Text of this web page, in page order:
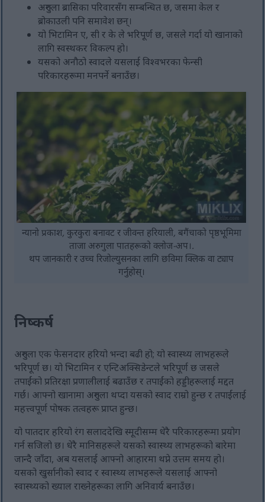
अरुगुला ब्रासिका परिवारसँग सम्बन्धित छ, जसमा केल र
ब्रोकाउली पनि समावेश छन्।
यो भिटामिन ए, सी र के ले भरिपूर्ण छ, जसले गर्दा यो खानाको
लागि स्वस्थकर विकल्प हो।
यसको अनौठो स्वादले यसलाई विश्वभरका फेन्सी
परिकारहरूमा मनपर्ने बनाउँछ।
न्यानो प्रकाश, कुरकुरा बनावट र जीवन्त हरियाली, बगैंचाको पृष्ठभूमिमा
ताजा अरुगुला पातहरूको क्लोज-अप।.
थप जानकारी र उच्च रिजोल्युसनका लागि छविमा क्लिक वा ट्याप
गर्नुहोस्।
निष्कर्ष
अरुगुला एक फेसनदार हरियो भन्दा बढी हो; यो स्वास्थ्य लाभहरूले
भरिपूर्ण छ। यो भिटामिन र एन्टिअक्सिडेन्टले भरिपूर्ण छ जसले
तपाईंको प्रतिरक्षा प्रणालीलाई बढाउँछ र तपाईंको हड्डीहरूलाई मद्दत
गर्छ। आफ्नो खानामा अरुगुला थप्दा यसको स्वाद राम्रो हुन्छ र तपाईंलाई
महत्त्वपूर्ण पोषक तत्वहरू प्राप्त हुन्छ।
यो पातदार हरियो रंग सलाददेखि स्मूदीसम्म धेरै परिकारहरूमा प्रयोग
गर्न सजिलो छ। धेरै मानिसहरूले यसको स्वास्थ्य लाभहरूको बारेमा
जान्दै जाँदा, अब यसलाई आफ्नो आहारमा थप्ने उत्तम समय हो।
यसको खुर्सानीको स्वाद र स्वास्थ्य लाभहरूले यसलाई आफ्नो
स्वास्थ्यको ख्याल राख्नेहरूका लागि अनिवार्य बनाउँछ।